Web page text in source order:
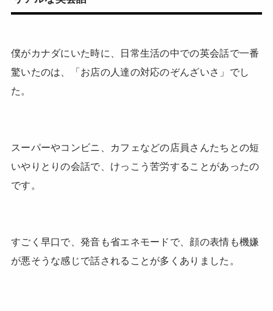
僕がカナダにいた時に、日常生活の中での英会話で一番
驚いたのは、「お店の人達の対応のぞんざいさ」でし
た。
スーパーやコンビニ、カフェなどの店員さんたちとの短
いやりとりの会話で、けっこう苦労することがあったの
です。
すごく早口で、発音も省エネモードで、顔の表情も機嫌
が悪そうな感じで話されることが多くありました。